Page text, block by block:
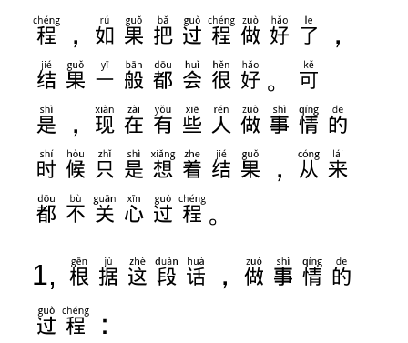
程，如果把过程做好了，
结果一般都会很好。可
是，现在有些人做事情的
时候只是想着结果，从来
都不关心过程。
1, 根据这段话，做事情的
过程：